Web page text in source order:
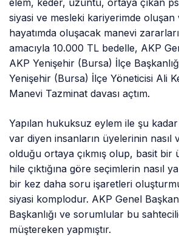
elem, keder, üzüntü, ortaya çıkan
siyasi ve mesleki kariyerimde oluşan
hayatımda oluşacak manevi
amacıyla 10.000 TL bedelle, AKP
AKP Yenişehir (Bursa) İlçe
Yenişehir (Bursa) İlçe Yöneticisi Ali
Manevi Tazminat davası açtım.
Yapılan hukuksuz eylem ile şu
var diyen insanların üyelerinin nasıl
olduğu ortaya çıkmış olup, basit bir
hile çıktığına göre seçimlerin nasıl
bir kez daha soru işaretleri
siyasi komplodur. AKP Genel
Başkanlığı ve sorumlular bu
müştereken yapmıştır.